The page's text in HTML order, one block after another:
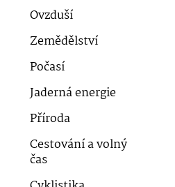
Ovzduší
Zemědělství
Počasí
Jaderná energie
Příroda
Cestování a volný
čas